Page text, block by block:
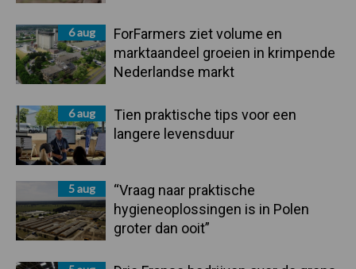
6 aug
ForFarmers ziet volume en
marktaandeel groeien in krimpende
Nederlandse markt
6 aug
Tien praktische tips voor een
langere levensduur
5 aug
“Vraag naar praktische
hygieneoplossingen is in Polen
groter dan ooit”